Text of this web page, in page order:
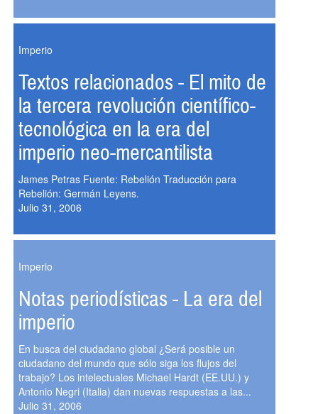
Imperio
Textos relacionados - El mito de
la tercera revolución científico-
tecnológica en la era del
imperio neo-mercantilista
James Petras Fuente: Rebelión Traducción para
Rebelión: Germán Leyens.
Julio 31, 2006
Imperio
Notas periodísticas - La era del
imperio
En busca del ciudadano global ¿Será posible un
ciudadano del mundo que sólo siga los flujos del
trabajo? Los intelectuales Michael Hardt (EE.UU.) y
Antonio Negri (Italia) dan nuevas respuestas a las...
Julio 31, 2006